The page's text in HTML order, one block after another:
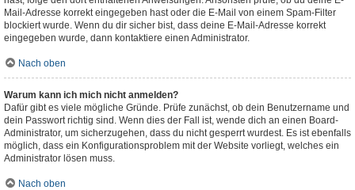
Mail-Adresse korrekt eingegeben hast oder die E-Mail von einem Spam-Filter
blockiert wurde. Wenn du dir sicher bist, dass deine E-Mail-Adresse korrekt
eingegeben wurde, dann kontaktiere einen Administrator.
Nach oben
Warum kann ich mich nicht anmelden?
Dafür gibt es viele mögliche Gründe. Prüfe zunächst, ob dein Benutzername und
dein Passwort richtig sind. Wenn dies der Fall ist, wende dich an einen Board-
Administrator, um sicherzugehen, dass du nicht gesperrt wurdest. Es ist ebenfalls
möglich, dass ein Konfigurationsproblem mit der Website vorliegt, welches ein
Administrator lösen muss.
Nach oben